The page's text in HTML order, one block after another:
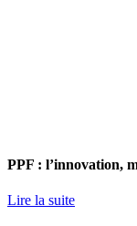
PPF : l’innovation,
Lire la suite